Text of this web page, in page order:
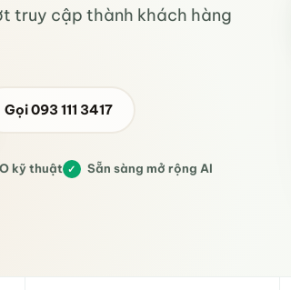
truy cập thành khách hàng
Gọi 093 111 3417
kỹ thuật ✓ Sẵn sàng mở rộng AI